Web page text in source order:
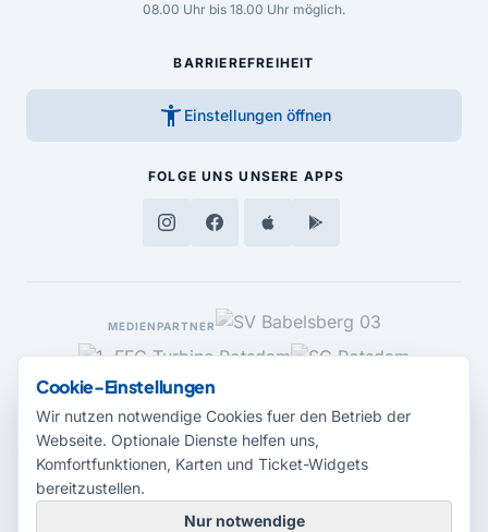
08.00 Uhr bis 18.00 Uhr möglich.
BARRIEREFREIHEIT
accessibility_new Einstellungen öffnen
FOLGE UNS UNSERE APPS
MEDIENPARTNER
Cookie-Einstellungen
Wir nutzen notwendige Cookies fuer den Betrieb der
Webseite. Optionale Dienste helfen uns,
Komfortfunktionen, Karten und Ticket-Widgets
bereitzustellen.
Nur notwendige